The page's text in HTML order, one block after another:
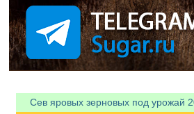
Сев яровых зерновых под урожай